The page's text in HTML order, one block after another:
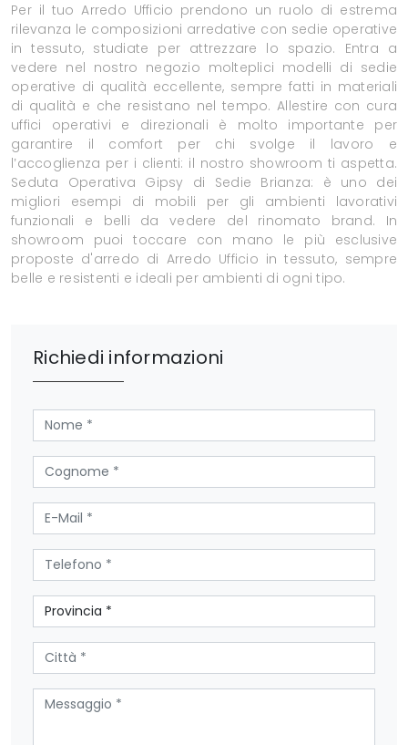
Per il tuo Arredo Ufficio prendono un ruolo di estrema
rilevanza le composizioni arredative con sedie operative
in tessuto, studiate per attrezzare lo spazio. Entra a
vedere nel nostro negozio molteplici modelli di sedie
operative di qualità eccellente, sempre fatti in materiali
di qualità e che resistano nel tempo. Allestire con cura
uffici operativi e direzionali è molto importante per
garantire il comfort per chi svolge il lavoro e
l’accoglienza per i clienti: il nostro showroom ti aspetta.
Seduta Operativa Gipsy di Sedie Brianza: è uno dei
migliori esempi di mobili per gli ambienti lavorativi
funzionali e belli da vedere del rinomato brand. In
showroom puoi toccare con mano le più esclusive
proposte d'arredo di Arredo Ufficio in tessuto, sempre
belle e resistenti e ideali per ambienti di ogni tipo.
Richiedi informazioni